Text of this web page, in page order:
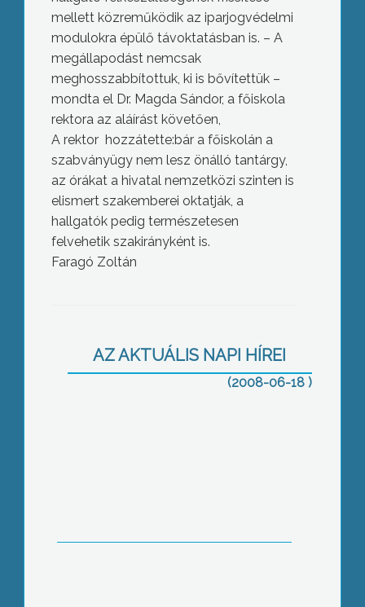
mellett közreműködik az iparjogvédelmi
modulokra épülő távoktatásban is. – A
megállapodást nemcsak
meghosszabbítottuk, ki is bővítettük –
mondta el Dr. Magda Sándor, a főiskola
rektora az aláírást követően,
A rektor hozzátette:bár a főiskolán a
szabványügy nem lesz önálló tantárgy,
az órákat a hivatal nemzetközi szinten is
elismert szakemberei oktatják, a
hallgatók pedig természetesen
felvehetik szakirányként is.
Faragó Zoltán
AZ AKTUÁLIS NAPI HÍREI
(2008-06-18 )
A közelmúltban tragédiát okozott a